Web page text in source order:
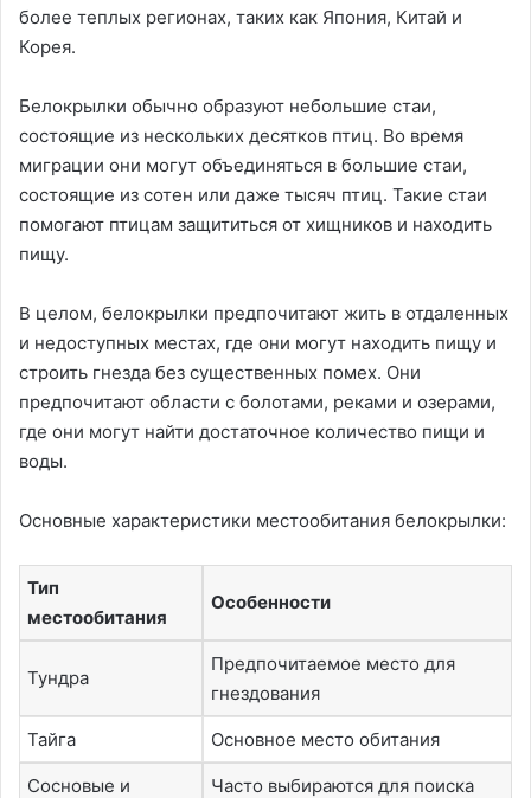
более теплых регионах, таких как Япония, Китай и
Корея.
Белокрылки обычно образуют небольшие стаи,
состоящие из нескольких десятков птиц. Во время
миграции они могут объединяться в большие стаи,
состоящие из сотен или даже тысяч птиц. Такие стаи
помогают птицам защититься от хищников и находить
пищу.
В целом, белокрылки предпочитают жить в отдаленных
и недоступных местах, где они могут находить пищу и
строить гнезда без существенных помех. Они
предпочитают области с болотами, реками и озерами,
где они могут найти достаточное количество пищи и
воды.
Основные характеристики местообитания белокрылки:
Тип
местообитания
Особенности
Тундра
Предпочитаемое место для
гнездования
Тайга Основное место обитания
Сосновые и
Часто выбираются для поиска